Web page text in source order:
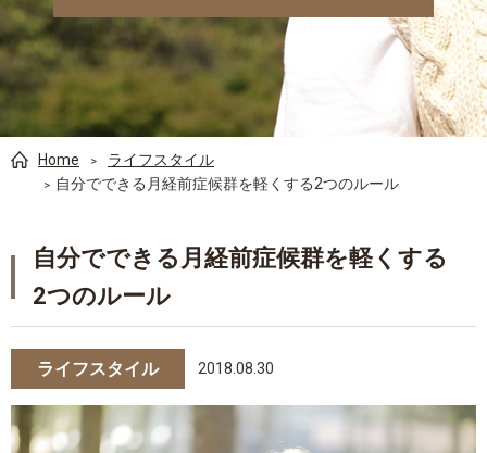
Home
ライフスタイル
自分でできる月経前症候群を軽くする2つのルール
自分でできる月経前症候群を軽くする
2つのルール
ライフスタイル 2018.08.30